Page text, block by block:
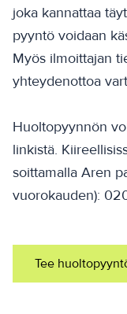
joka kannattaa
pyyntö voidaan
Myös ilmoittajan
yhteydenottoa
Huoltopyynnön
linkistä.
soittamalla Aren
vuorokauden):
Tee